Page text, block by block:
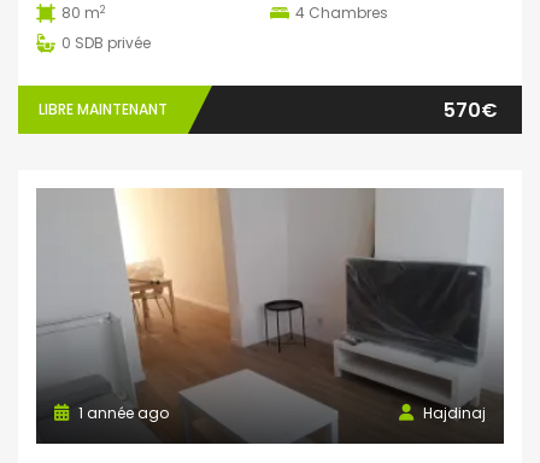
80 m2 4 Chambres
0 SDB privée
LIBRE MAINTENANT 570€
Hajdinaj
1 année ago